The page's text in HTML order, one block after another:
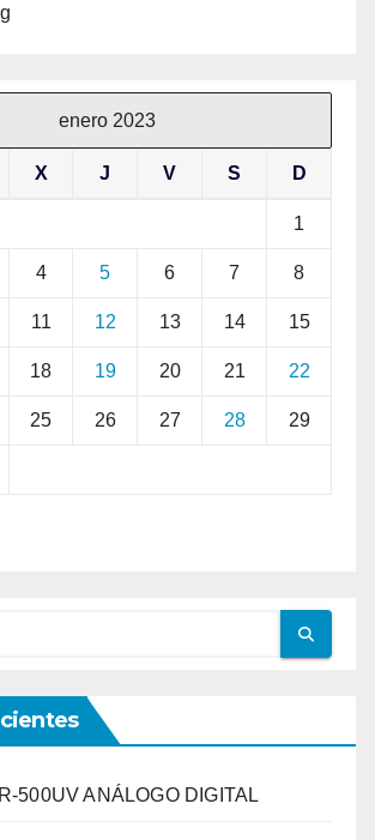
enero 2023
X J V S D
1
4 5 6 7 8
11 12 13 14 15
18 19 20 21 22
25 26 27 28 29
500UV ANÁLOGO DIGITAL